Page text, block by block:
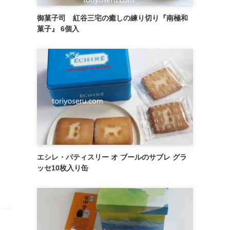
御菓子司 紅谷三宅の癒しの練り切り『南極和
菓子』 6個入
エシレ・パティスリー オ ブールのサブレ グラ
ッセ10枚入り缶